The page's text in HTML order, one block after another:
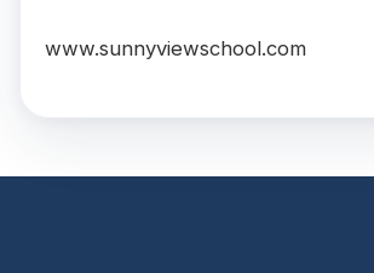
www.sunnyviewschool.com